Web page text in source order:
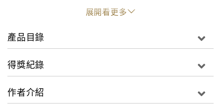
對育兒抱持了負面情感，其中2成勾選了「對當媽媽沒有
自信」或「不覺得小孩可愛」。許多媽媽在育兒上感到
焦慮甚至痛苦，根源是什麼？要找回育兒的喜悅，該怎
麼做？
當專家意見和經驗法則說法不一而足，一個新手媽媽和
學、動物行為學、發展心理學等科學角度來探究育兒困
展開看更多
產品目錄
得獎紀錄
作者介紹